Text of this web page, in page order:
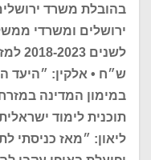
בהובלת משרד
ירושלים ומשרדי
ש״ח • אלקין: ״היעד
במימון המדינה
תוכנית לימוד
ליאון: ״מאז כניסתי